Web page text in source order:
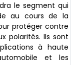
le segment qui
au cours de la
protéger contre
polarités. Ils sont
à haute
et les